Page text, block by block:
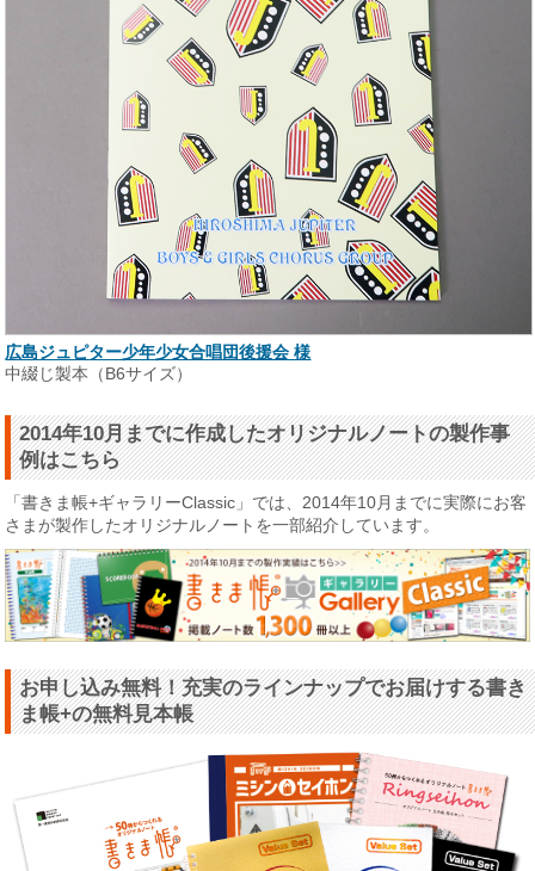
広島ジュピター少年少女合唱団後援会 様
中綴じ製本（B6サイズ）
2014年10月までに作成したオリジナルノートの製作事
例はこちら
「書きま帳+ギャラリーClassic」では、2014年10月までに実際にお客
さまが製作したオリジナルノートを一部紹介しています。
お申し込み無料！充実のラインナップでお届けする書き
ま帳+の無料見本帳